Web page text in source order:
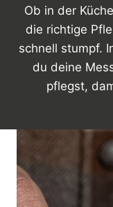
Ob in der
die richtige
schnell stumpf.
du deine
pflegst,